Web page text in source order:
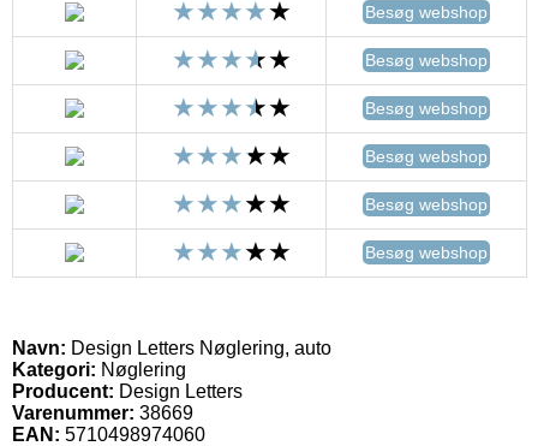
Besøg webshop
Besøg webshop
Besøg webshop
Besøg webshop
Besøg webshop
Besøg webshop
Navn: Design Letters Nøglering, auto
Kategori: Nøglering
Producent: Design Letters
Varenummer: 38669
EAN: 5710498974060